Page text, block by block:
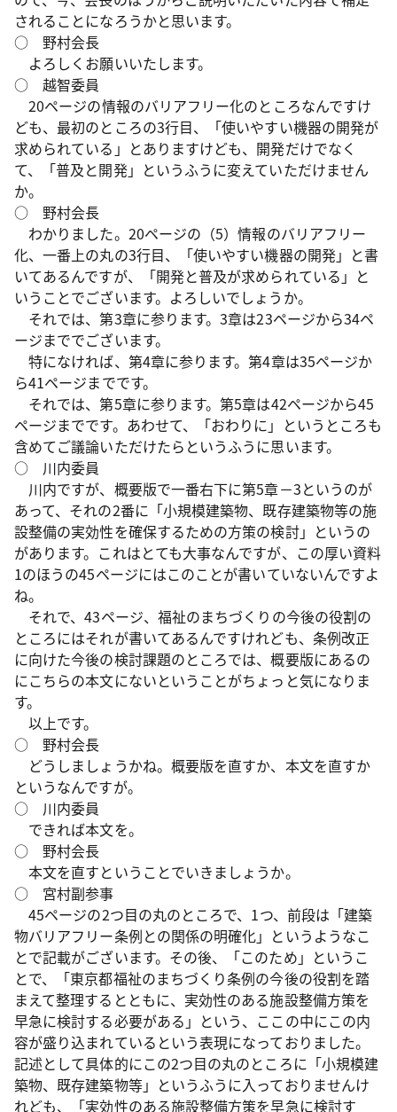
されることになろうかと思います。
○ 野村会長
よろしくお願いいたします。
○ 越智委員
20ページの情報のバリアフリー化のところなんですけ
ども、最初のところの3行目、「使いやすい機器の開発が
求められている」とありますけども、開発だけでなく
て、「普及と開発」というふうに変えていただけません
か。
○ 野村会長
わかりました。20ページの（5）情報のバリアフリー
化、一番上の丸の3行目、「使いやすい機器の開発」と書
いてあるんですが、「開発と普及が求められている」と
いうことでございます。よろしいでしょうか。
それでは、第3章に参ります。3章は23ページから34ペ
ージまででございます。
特になければ、第4章に参ります。第4章は35ページか
ら41ページまでです。
それでは、第5章に参ります。第5章は42ページから45
ページまでです。あわせて、「おわりに」というところも
含めてご議論いただけたらというふうに思います。
○ 川内委員
川内ですが、概要版で一番右下に第5章－3というのが
あって、それの2番に「小規模建築物、既存建築物等の施
設整備の実効性を確保するための方策の検討」というの
があります。これはとても大事なんですが、この厚い資料
1のほうの45ページにはこのことが書いていないんですよ
ね。
それで、43ページ、福祉のまちづくりの今後の役割の
ところにはそれが書いてあるんですけれども、条例改正
に向けた今後の検討課題のところでは、概要版にあるの
にこちらの本文にないということがちょっと気になりま
す。
以上です。
○ 野村会長
どうしましょうかね。概要版を直すか、本文を直すか
というなんですが。
○ 川内委員
できれば本文を。
○ 野村会長
本文を直すということでいきましょうか。
○ 宮村副参事
45ページの2つ目の丸のところで、1つ、前段は「建築
物バリアフリー条例との関係の明確化」というようなこ
とで記載がございます。その後、「このため」というこ
とで、「東京都福祉のまちづくり条例の今後の役割を踏
まえて整理するとともに、実効性のある施設整備方策を
早急に検討する必要がある」という、ここの中にこの内
容が盛り込まれているという表現になっておりました。
記述として具体的にこの2つ目の丸のところに「小規模建
築物、既存建築物等」というふうに入っておりませんけ
れども、「実効性のある施設整備方策を早急に検討す